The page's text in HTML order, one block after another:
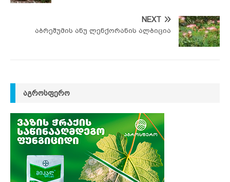
NEXT
აბრეშუმის ანუ ლენქორანის ალბიცია
ᲐᲒᲠᲝᲡᲤᲔᲠᲝ